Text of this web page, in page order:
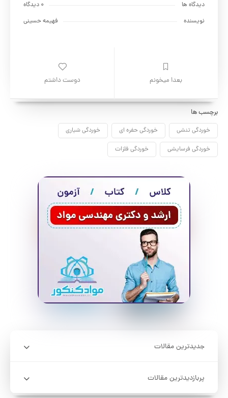
دیدگاه ها
0 دیدگاه
نویسنده
فهیمه حسینی
بعدا میخونم دوست داشتم
برچسب ها
خوردگی تنشی خوردگی حفره ای خوردگی شیاری
خوردگی فرسایشی خوردگی فلزات
جدیدترین مقالات
پربازدیدترین مقالات